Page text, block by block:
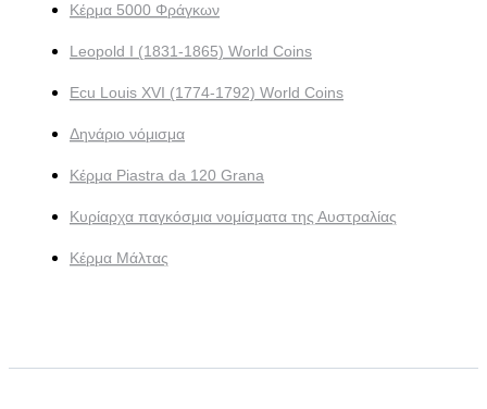
Κέρμα 5000 Φράγκων
Leopold I (1831-1865) World Coins
Ecu Louis XVI (1774-1792) World Coins
Δηνάριο νόμισμα
Κέρμα Piastra da 120 Grana
Κυρίαρχα παγκόσμια νομίσματα της Αυστραλίας
Κέρμα Μάλτας